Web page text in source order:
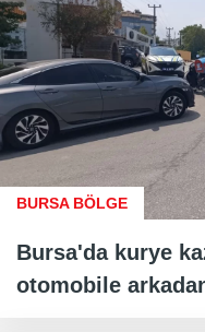
BURSA BÖLGE
Bursa'da kurye
otomobile